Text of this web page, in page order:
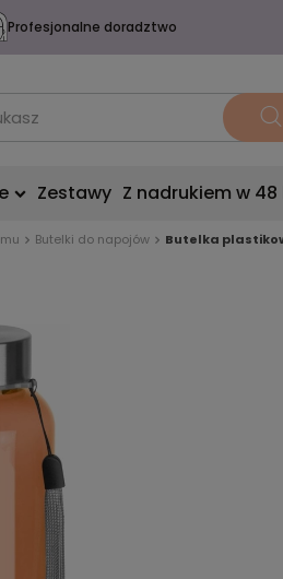
Profesjonalne doradztwo
Zestawy Z nadrukiem w 48
Butelki do napojów Butelka